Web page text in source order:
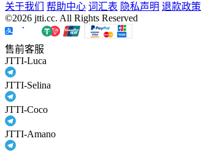
关于我们
帮助中心 词汇表 隐私声明 退款政策
©2026 jtti.cc. All Rights Reserved
售前客服
JTTI-Luca
JTTI-Selina
JTTI-Coco
JTTI-Amano